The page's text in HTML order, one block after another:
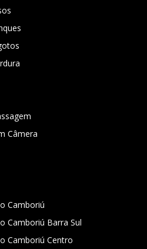
Câmera
Camboriú
Camboriú Barra Sul
Camboriú Centro